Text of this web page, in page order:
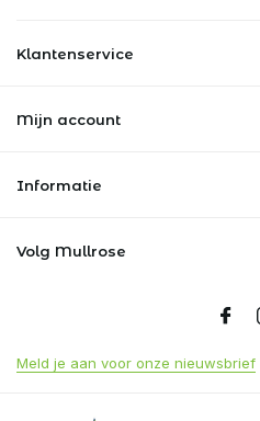
Klantenservice
Mijn account
Informatie
Volg Mullrose
Meld je aan voor onze nieuwsbrief